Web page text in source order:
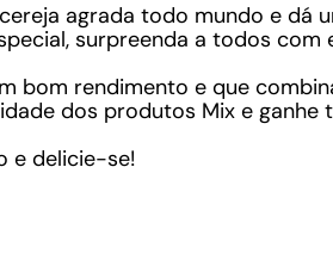
agrada todo mundo e dá
surpreenda a todos
bom rendimento e que
dos produtos Mix e ganhe
e delicie-se!